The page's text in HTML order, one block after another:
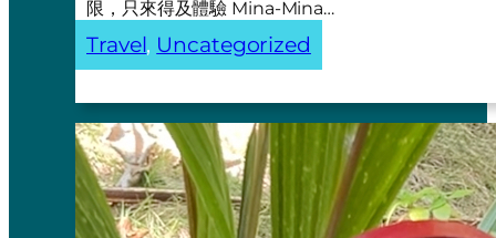
限，只來得及體驗 Mina-Mina…
Travel, Uncategorized